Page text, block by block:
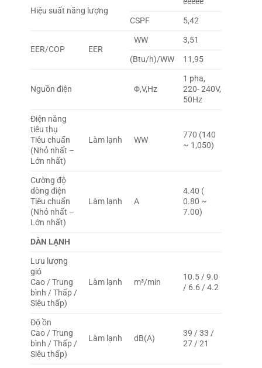
Hiệu suất năng lượng
CSPF
5,42
EER/COP EER
WW
3,51
(Btu/h)/WW
11,95
Nguồn điện Φ,V,Hz
1 pha,
220- 240V,
50Hz
Điện năng
tiêu thụ
Tiêu chuẩn
(Nhỏ nhất –
Lớn nhất)
Làm lạnh WW
770 (140
~ 1,050)
Cường độ
dòng điện
Tiêu chuẩn
(Nhỏ nhất –
Lớn nhất)
Làm lạnh A
4.40 (
0.80 ~
7.00)
DÀN LẠNH
Lưu lượng
gió
Cao / Trung
bình / Thấp /
Siêu thấp)
Làm lạnh m³/min
10.5 / 9.0
/ 6.6 / 4.2
Độ ồn
Cao / Trung
bình / Thấp /
Siêu thấp)
Làm lạnh dB(A)
39 / 33 /
27 / 21